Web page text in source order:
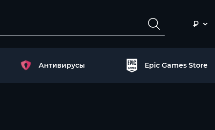
₽
Антивирусы Epic Games Store